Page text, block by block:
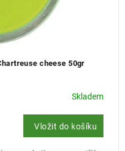
cheese 50gr
Skladem
Vložit do košíku